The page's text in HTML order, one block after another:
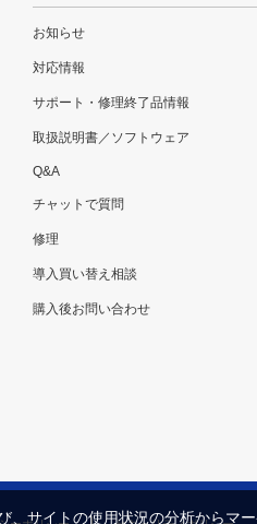
お知らせ
対応情報
サポート・修理終了品情報
取扱説明書／ソフトウェア
Q&A
チャットで質問
修理
導入買い替え相談
購入後お問い合わせ
サイトの使用状況の分析からマ